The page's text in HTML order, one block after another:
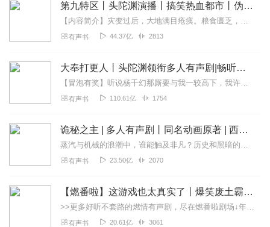
第九特区丨头陀渊演播丨搞笑热血都市丨伪戒丨VIP免费多人有声剧
【内容简介】灾变过后，大地满目疮痍。粮食匮乏，资源紧俏，局势混乱……一位从待规划区杀出来的青年，背对着漫天黄沙，孤身来到九区谋生，却不曾想偶然结识三五好友，一念...
有声书 44.37亿 2813
大奉打更人丨头陀渊领衔多人有声剧|畅听全集|王鹤棣、田曦薇主演影视剧原著|卖报小郎君
【冒泡有奖】听说杨千幻那厮要与我一较高下，我许七安要开始装叉了！快进入声音播放页戳下方输入框，冒个泡偷偷告诉我，我要用哪些诗词才能胜过他？说得好的，有赏！202...
有声书 110.61亿 1754
诡秘之主 | 多人有声剧丨同名动画原著 | 西幻克苏鲁 | 乌贼作品
蒸汽与机械的浪潮中，谁能触及非凡？历史和黑暗的迷雾里，又是谁在耳语？我从诡秘中醒来，睁眼看见这个世界：枪械，大炮，巨舰，飞空艇，差分机；魔药，占卜，诅咒，倒吊人...
有声书 23.50亿 2070
【燃番啦】这游戏也太真实了丨爆笑废土霸榜神作丨紫襟剧社制作
>>更多好听不套路的燃情有声剧，尽在燃番啦剧场↓年度重磅推荐本专辑为VIP免费专辑每天上午10点5集更新，订阅可以听到最新内容哦！每周抽一个专辑五星优质评论送...
有声书 20.61亿 3061